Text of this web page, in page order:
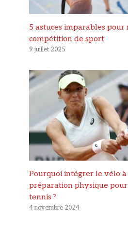
5 astuces imparables
compétition de sport
9 juillet 2025
Pourquoi intégrer le vélo
préparation physique
tennis ?
4 novembre 2024